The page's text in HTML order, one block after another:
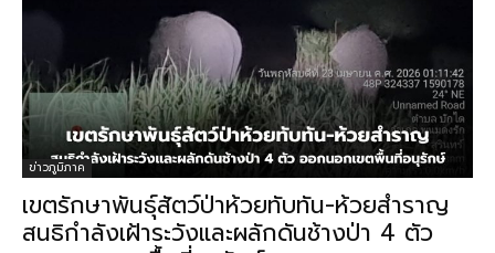
ข่าวภูมิภาค
เขตรักษาพันธุ์สัตว์ป่าห้วยทับทัน-ห้วยสำราญ
สนธิกำลังเฝ้าระวังและผลักดันช้างป่า 4 ตัว